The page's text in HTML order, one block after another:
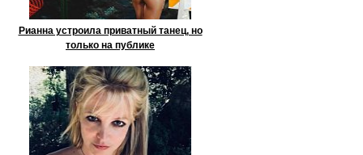
Рианна устроила приватный танец, но
только на публике